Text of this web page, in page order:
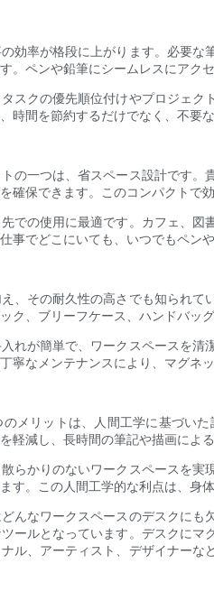
効率が格段に上がります。必要
。ペンや鉛筆にシームレスにアク
スクの優先順位付けやプロジェ
時間を節約するだけでなく、不要
の一つは、省スペース設計です
確保できます。このコンパクトで
での使用に最適です。カフェ、
事でどこにいても、いつでもペン
、その耐久性の高さでも知られ
ク、ブリーフケース、ハンドバッ
れが簡単で、ワークスペースを
寧なメンテナンスにより、マグネ
メリットは、人間工学に基づい
軽減し、長時間の筆記や描画によ
らかりのないワークスペースを
す。この人間工学的な利点は、身
んなワークスペースのデスクに
ールとなっています。デスクに
ル、アーティスト、デザイナー